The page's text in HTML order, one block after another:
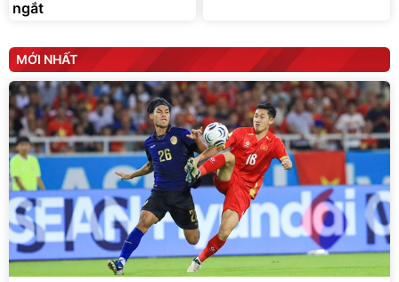
ngắt
MỚI NHẤT